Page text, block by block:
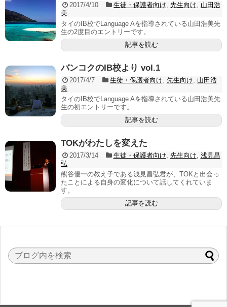
2017/4/10 生徒・保護者向け 先生向け
山田浩
美
タイのIB校でLanguage Aを指導されている山田浩美先
生の2度目のエントリーです。
記事を読む
バンコクのIB校より vol.1
2017/4/7 生徒・保護者向け 先生向け
山田浩
美
タイのIB校でLanguage Aを指導されている山田浩美先
生の初エントリーです。
記事を読む
TOKがわたしを変えた
2017/3/14 生徒・保護者向け 先生向け 浅見昌
弘
熊谷優一の教え子である浅見昌弘君が、TOKと出会っ
たことによる自身の変化について話してくれていま
す。
記事を読む